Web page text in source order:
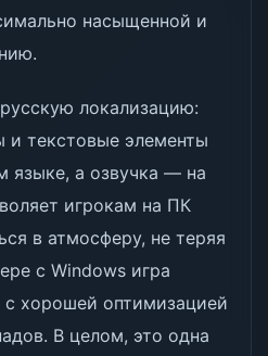
насыщенной и
локализацию:
и текстовые элементы
языке, а озвучка — на
игрокам на ПК
в атмосферу, не теряя
с Windows игра
с хорошей оптимизацией
В целом, это одна